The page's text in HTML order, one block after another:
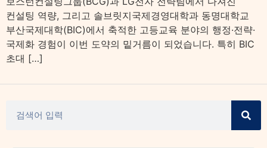
컨설팅 역량, 그리고 솔브릿지국제경영대학과 동명대학교
부산국제대학(BIC)에서 축적한 고등교육 분야의 행정·전략·
국제화 경험이 이번 도약의 밑거름이 되었습니다. 특히 BIC
초대 […]